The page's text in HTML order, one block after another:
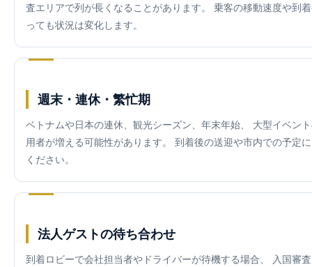
査エリアで列が長くなることがあります。 乗客の移動速度や到
っても状況は変化します。
週末・連休・繁忙期
ベトナムや日本の連休、観光シーズン、年末年始、 大型イベン
用者が増える可能性があります。 到着後の送迎や市内での予定
ください。
法人ゲストの待ち合わせ
到着ロビーで会社担当者やドライバーが待機する場合、 入国審